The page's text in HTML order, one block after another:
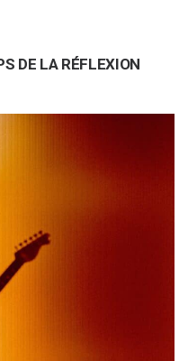
DE LA RÉFLEXION